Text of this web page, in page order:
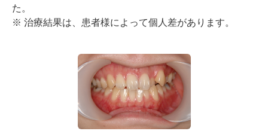
た。
※ 治療結果は、患者様によって個人差があります。